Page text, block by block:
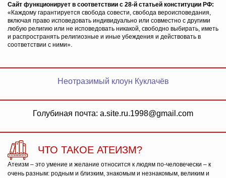
Сайт функционирует в соответствии с 28-й статьей конституции РФ:
«Каждому гарантируется свобода совести, свобода вероисповедания,
включая право исповедовать индивидуально или совместно с другими
любую религию или не исповедовать никакой, свободно выбирать, иметь
и распространять религиозные и иные убеждения и действовать в
соответствии с ними».
Неотразимый клоун Куклачёв
Голубиная почта: a.site.ru.1998@gmail.com
ЧТО ТАКОЕ АТЕИЗМ?
Атеизм – это умение и желание относится к людям по-человечески – к
очень разным: родным и близким, знакомым и незнакомым, великим и